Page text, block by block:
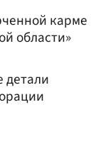
карме
области»
детали